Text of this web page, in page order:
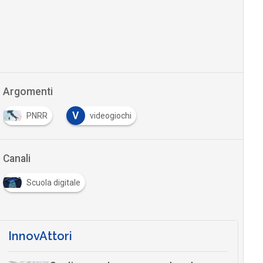
Argomenti
PNRR V videogiochi
Canali
Scuola digitale
InnovAttori